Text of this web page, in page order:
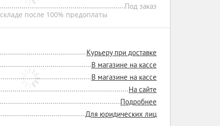
Под заказ
после 100% предоплаты
Курьеру при доставке
В магазине на кассе
В магазине на кассе
На сайте
Подробнее
Для юридических лиц